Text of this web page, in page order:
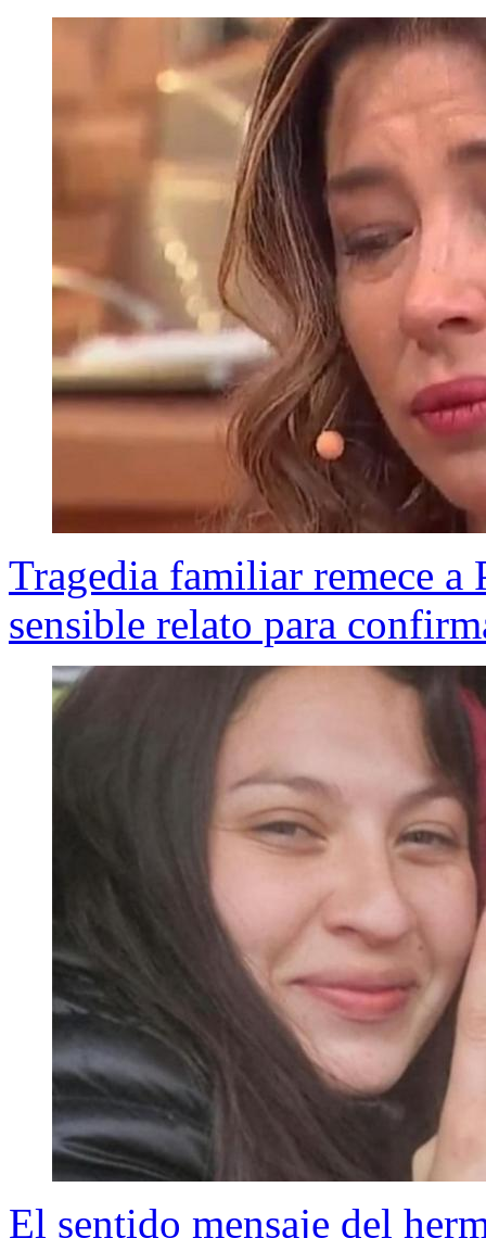
Tragedia familiar remece
sensible relato para
El sentido mensaje del